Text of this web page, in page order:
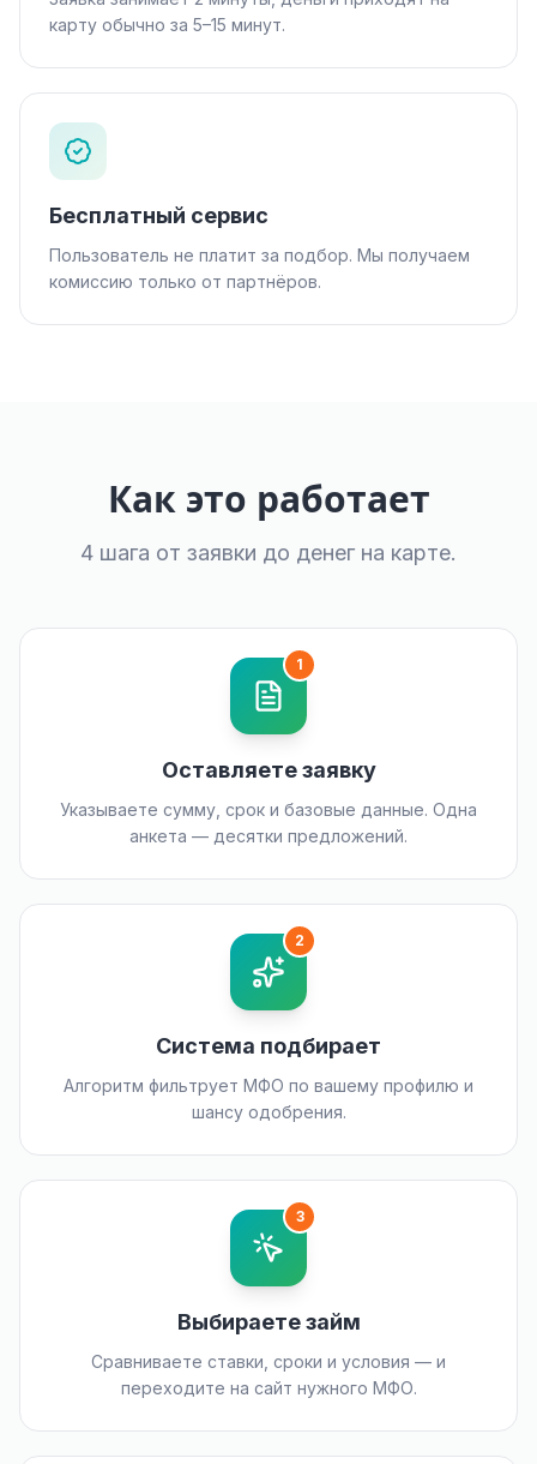
карту обычно за 5–15 минут.
Бесплатный сервис
Пользователь не платит за подбор. Мы получаем
комиссию только от партнёров.
Как это работает
4 шага от заявки до денег на карте.
1
Оставляете заявку
Указываете сумму, срок и базовые данные. Одна
анкета — десятки предложений.
2
Система подбирает
Алгоритм фильтрует МФО по вашему профилю и
шансу одобрения.
3
Выбираете займ
Сравниваете ставки, сроки и условия — и
переходите на сайт нужного МФО.